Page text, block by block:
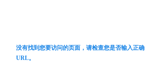
没有找到您要访问的页面，请检查您是否输入正确
URL。